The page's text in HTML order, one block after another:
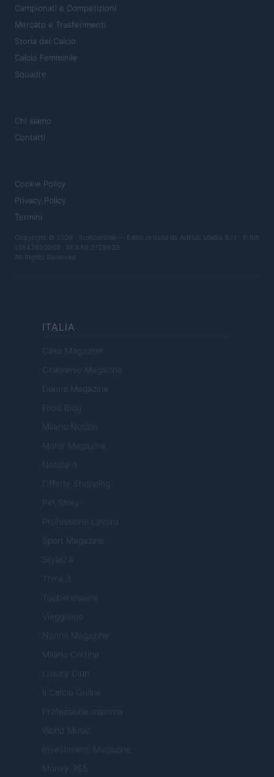
Campionati e Competizioni
Mercato e Trasferimenti
Storia del Calcio
Calcio Femminile
Squadre
Chi siamo
Contatti
Cookie Policy
Privacy Policy
Termini
Copyright © 2026 · Ilcalcionline — Edito in Italia da AdHub Media S.r.l. · P.IVA
13542920965 · REA MI 2729933
All Rights Reserved
ITALIA
Casa Magazine
Cineverse Magazine
Donne Magazine
Food Blog
Milano Notizie
Motor Magazine
Notizie.it
Offerte Shopping
Pet Story
Professione Lavoro
Sport Magazine
Style24
Think.it
Tuobenessere
Viaggiamo
Nonne Magazine
Milano Cortina
Luxury Club
Il Calcio Online
Professione mamma
World Music
Investimenti Magazine
Money 365